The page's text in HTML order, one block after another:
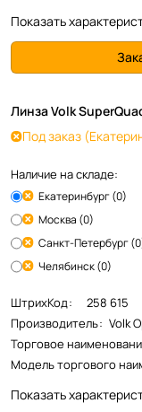
Показать
Линза Volk
Под заказ
Наличие на складе:
Екатеринбург (0)
Москва (0)
Санкт-Петербург
Челябинск (0)
ШтрихКод:
258 615
Производитель: Volk
Торговое
Модель торгового
Показать